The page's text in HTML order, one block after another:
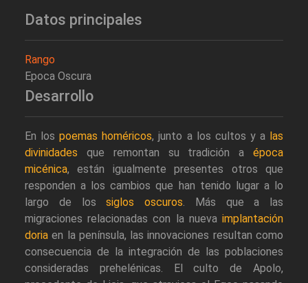
Datos principales
Rango
Epoca Oscura
Desarrollo
En lospoemas homéricos, junto a los cultos y a las
divinidades que remontan su tradición a época
micénica, están igualmente presentes otros que
responden a los cambios que han tenido lugar a lo
largo de lossiglos oscuros. Más que a las
migraciones relacionadas con la nueva implantación
doria en la península, las innovaciones resultan como
consecuencia de la integración de las poblaciones
consideradas prehelénicas. El culto de Apolo,